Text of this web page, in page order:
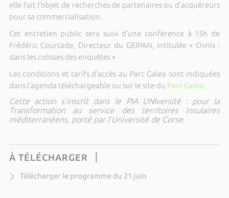
elle fait l’objet de recherches de partenaires ou d’acquéreurs
pour sa commercialisation.
Cet entretien public sera suivi d’une conférence à 15h de
Frédéric Courtade, Directeur du GEIPAN, intitulée « Ovnis :
dans les colisses des enquêtes »
Les conditions et tarifs d’accès au Parc Galea sont indiquées
dans l’agenda téléchargeable ou sur le site du Parc Galea.
Cette action s’inscrit dans le PIA UNIversité : pour la
Transformation au service des territoires Insulaires
méditerranéens, porté par l’Université de Corse.
À TÉLÉCHARGER
Télécharger le programme du 21 juin